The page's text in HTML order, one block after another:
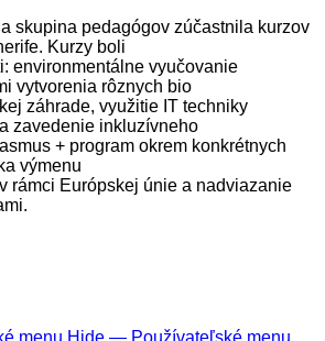
skupina pedagógov zúčastnila kurzov
Kurzy boli
environmentálne vyučovanie
vytvorenia rôznych bio
záhrade, využitie IT techniky
zavedenie inkluzívneho
+ program okrem konkrétnych
výmenu
rámci Európskej únie a nadviazanie
menu Hide — Používateľské menu